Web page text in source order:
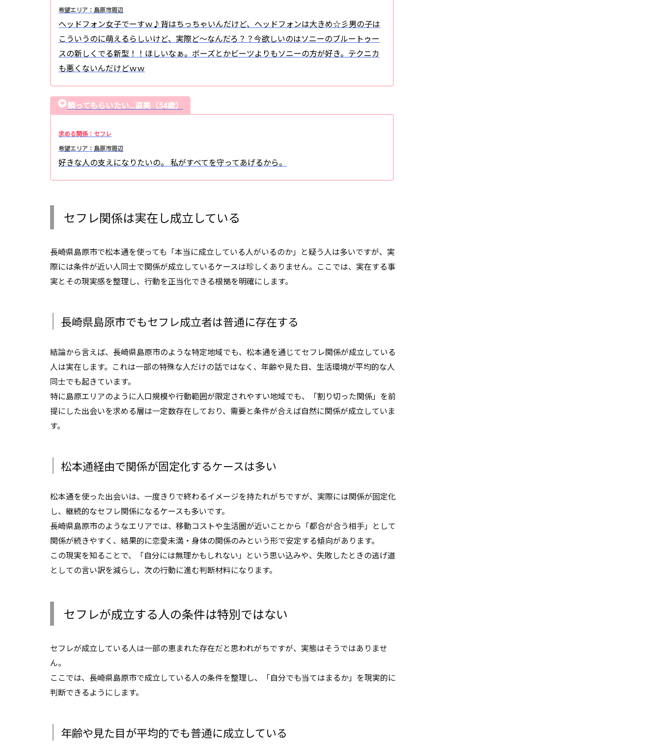
希望エリア：島原市周辺
ヘッドフォン女子でーすｗ♪背はちっちゃいんだけど、ヘッドフォンは大きめ☆彡男の子は
こういうのに萌えるらしいけど、実際ど〜なんだろ？？今欲しいのはソニーのブルートゥー
スの新しくでる新型！！ほしいなぁ。ボーズとかビーツよりもソニーの方が好き。テクニカ
も悪くないんだけどｗｗ
頼ってもらいたい...直美（54歳）
求める関係：セフレ
希望エリア：島原市周辺
好きな人の支えになりたいの。 私がすべてを守ってあげるから。
セフレ関係は実在し成立している
長崎県島原市で松本通を使っても「本当に成立している人がいるのか」と疑う人は多いですが、実
際には条件が近い人同士で関係が成立しているケースは珍しくありません。ここでは、実在する事
実とその現実感を整理し、行動を正当化できる根拠を明確にします。
長崎県島原市でもセフレ成立者は普通に存在する
結論から言えば、長崎県島原市のような特定地域でも、松本通を通じてセフレ関係が成立している
人は実在します。これは一部の特殊な人だけの話ではなく、年齢や見た目、生活環境が平均的な人
同士でも起きています。
特に島原エリアのように人口規模や行動範囲が限定されやすい地域でも、「割り切った関係」を前
提にした出会いを求める層は一定数存在しており、需要と条件が合えば自然に関係が成立していま
す。
松本通経由で関係が固定化するケースは多い
松本通を使った出会いは、一度きりで終わるイメージを持たれがちですが、実際には関係が固定化
し、継続的なセフレ関係になるケースも多いです。
長崎県島原市のようなエリアでは、移動コストや生活圏が近いことから「都合が合う相手」として
関係が続きやすく、結果的に恋愛未満・身体の関係のみという形で安定する傾向があります。
この現実を知ることで、「自分には無理かもしれない」という思い込みや、失敗したときの逃げ道
としての言い訳を減らし、次の行動に進む判断材料になります。
セフレが成立する人の条件は特別ではない
セフレが成立している人は一部の恵まれた存在だと思われがちですが、実態はそうではありませ
ん。
ここでは、長崎県島原市で成立している人の条件を整理し、「自分でも当てはまるか」を現実的に
判断できるようにします。
年齢や見た目が平均的でも普通に成立している